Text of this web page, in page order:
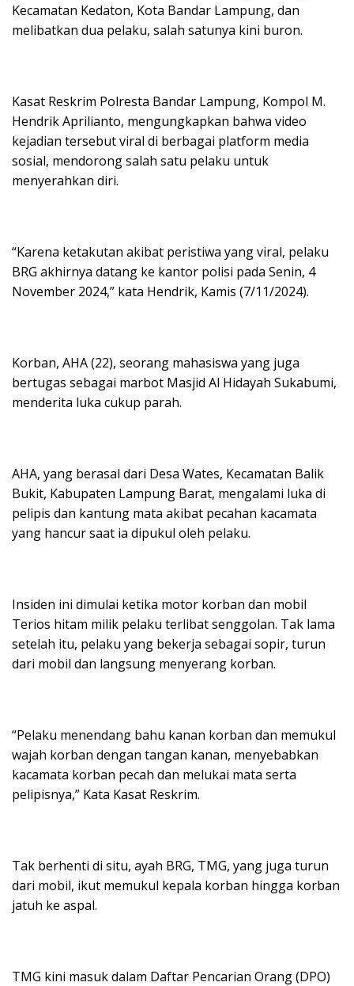
Kecamatan Kedaton, Kota Bandar Lampung, dan
melibatkan dua pelaku, salah satunya kini buron.
Kasat Reskrim Polresta Bandar Lampung, Kompol M.
Hendrik Aprilianto, mengungkapkan bahwa video
kejadian tersebut viral di berbagai platform media
sosial, mendorong salah satu pelaku untuk
menyerahkan diri.
“Karena ketakutan akibat peristiwa yang viral, pelaku
BRG akhirnya datang ke kantor polisi pada Senin, 4
November 2024,” kata Hendrik, Kamis (7/11/2024).
Korban, AHA (22), seorang mahasiswa yang juga
bertugas sebagai marbot Masjid Al Hidayah Sukabumi,
menderita luka cukup parah.
AHA, yang berasal dari Desa Wates, Kecamatan Balik
Bukit, Kabupaten Lampung Barat, mengalami luka di
pelipis dan kantung mata akibat pecahan kacamata
yang hancur saat ia dipukul oleh pelaku.
Insiden ini dimulai ketika motor korban dan mobil
Terios hitam milik pelaku terlibat senggolan. Tak lama
setelah itu, pelaku yang bekerja sebagai sopir, turun
dari mobil dan langsung menyerang korban.
“Pelaku menendang bahu kanan korban dan memukul
wajah korban dengan tangan kanan, menyebabkan
kacamata korban pecah dan melukai mata serta
pelipisnya,” Kata Kasat Reskrim.
Tak berhenti di situ, ayah BRG, TMG, yang juga turun
dari mobil, ikut memukul kepala korban hingga korban
jatuh ke aspal.
TMG kini masuk dalam Daftar Pencarian Orang (DPO)